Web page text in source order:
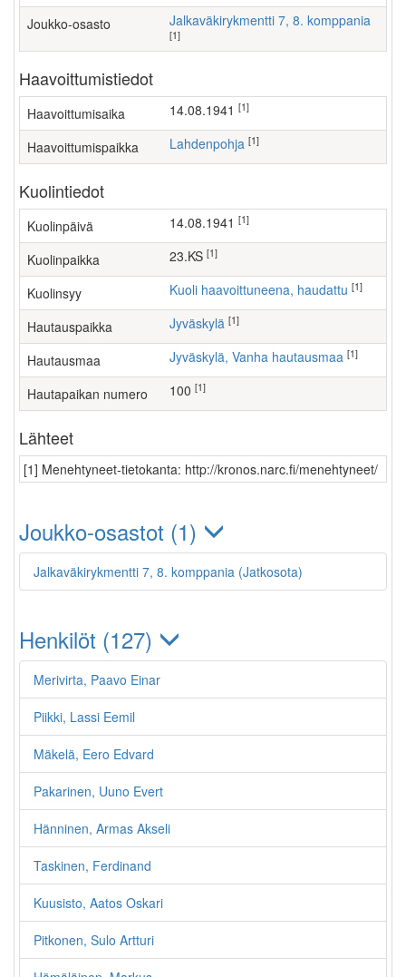
Joukko-osasto Jalkaväkirykmentti 7, 8. komppania
[1]
Haavoittumistiedot
Haavoittumisaika 14.08.1941 [1]
Haavoittumispaikka Lahdenpohja [1]
Kuolintiedot
Kuolinpäivä 14.08.1941 [1]
Kuolinpaikka 23.KS [1]
Kuolinsyy Kuoli haavoittuneena, haudattu [1]
Hautauspaikka Jyväskylä [1]
Hautausmaa Jyväskylä, Vanha hautausmaa [1]
Hautapaikan numero 100 [1]
Lähteet
[1] Menehtyneet-tietokanta: http://kronos.narc.fi/menehtyneet/
Joukko-osastot (1)
Jalkaväkirykmentti 7, 8. komppania (Jatkosota)
Henkilöt (127)
Merivirta, Paavo Einar
Piikki, Lassi Eemil
Mäkelä, Eero Edvard
Pakarinen, Uuno Evert
Hänninen, Armas Akseli
Taskinen, Ferdinand
Kuusisto, Aatos Oskari
Pitkonen, Sulo Artturi